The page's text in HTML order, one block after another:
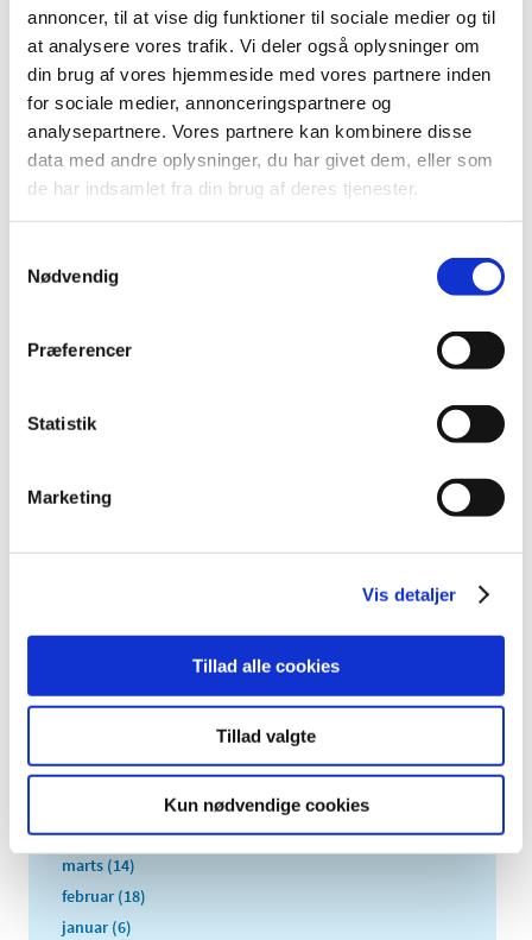
annoncer, til at vise dig funktioner til sociale medier og til
at analysere vores trafik. Vi deler også oplysninger om
din brug af vores hjemmeside med vores partnere inden
for sociale medier, annonceringspartnere og
analysepartnere. Vores partnere kan kombinere disse
data med andre oplysninger, du har givet dem, eller som
de har indsamlet fra din brug af deres tjenester.
Nødvendig
Præferencer
Statistik
Marketing
Vis detaljer
Tillad alle cookies
Tillad valgte
Kun nødvendige cookies
Sikkerhedsinformation (DHPC): Increlex
(mecasermin)
|2. december 2019|
▼ INCRELEX (mecasermin): Risiko for benign og malign
neoplasi.
TID
2025 (158)
2023 (195)
2021 (516)
2019 (159)
august (10)
juni (12)
april (9)
marts (14)
februar (18)
januar (6)